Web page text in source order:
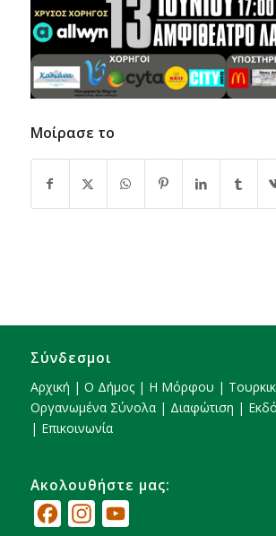
Μοίρασε το
Σύνδεσμοι
Αρχική | Ο Δήμος| Η Μόρφου |
Οργανωμένα Σύνολα| Διαφώτιση |
| Επικοινωνία
Ακολουθήστε μας:
FacebookInstagram